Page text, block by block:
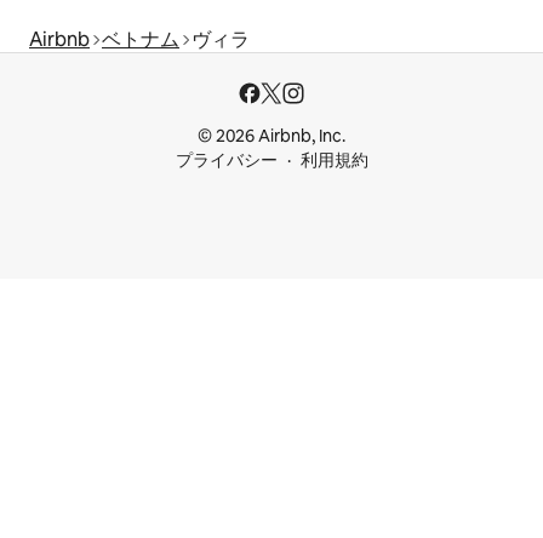
Airbnb ベトナム ヴィラ
© 2026 Airbnb, Inc.
プライバシー
利用規約